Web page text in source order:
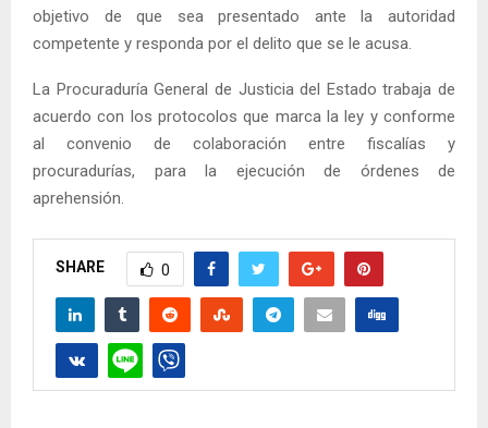
objetivo de que sea presentado ante la autoridad
competente y responda por el delito que se le acusa.
La Procuraduría General de Justicia del Estado trabaja de
acuerdo con los protocolos que marca la ley y conforme
al convenio de colaboración entre fiscalías y
procuradurías, para la ejecución de órdenes de
aprehensión.
SHARE 0